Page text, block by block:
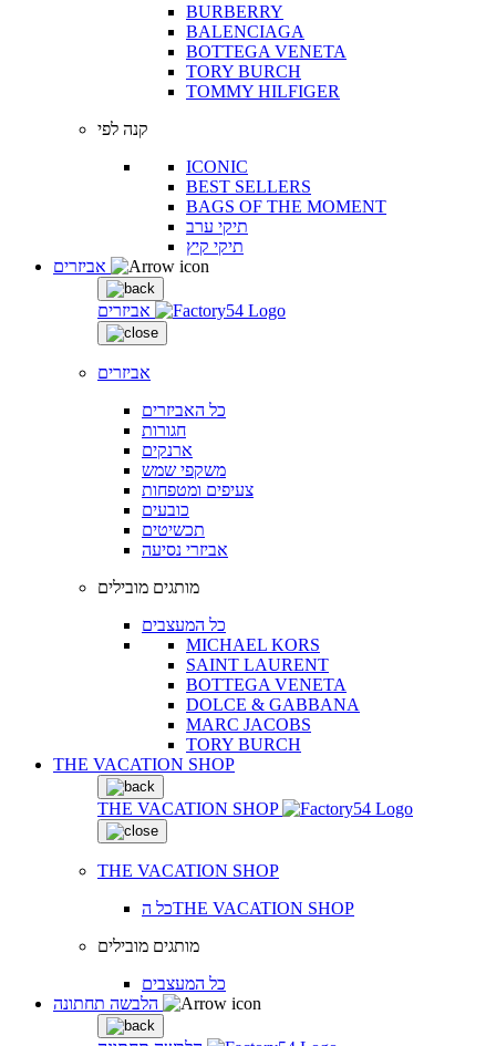
BURBERRY
BALENCIAGA
BOTTEGA VENETA
TORY BURCH
TOMMY HILFIGER
קנה לפי
ICONIC
BEST SELLERS
BAGS OF THE MOMENT
תיקי ערב
תיקי קיץ
אביזרים
אביזרים
כל האביזרים
חגורות
ארנקים
משקפי שמש
צעיפים ומטפחות
כובעים
תכשיטים
אביזרי נסיעה
מותגים מובילים
כל המעצבים
MICHAEL KORS
SAINT LAURENT
BOTTEGA VENETA
DOLCE & GABBANA
MARC JACOBS
TORY BURCH
THE VACATION SHOP
THE VACATION SHOP
THE VACATION SHOP
כל הTHE VACATION SHOP
מותגים מובילים
כל המעצבים